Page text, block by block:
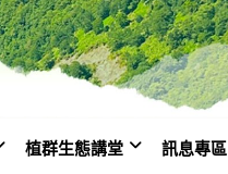
植群生態講堂 訊息專區